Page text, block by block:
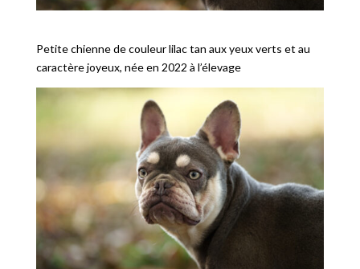
Petite chienne de couleur lilac tan aux yeux verts et au
caractère joyeux, née en 2022 à l’élevage